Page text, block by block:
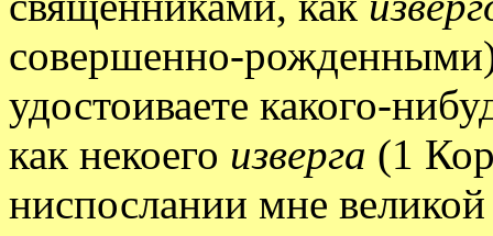
совершенно-
удостоиваете какого-
как некоего изверга (1
ниспослании мне